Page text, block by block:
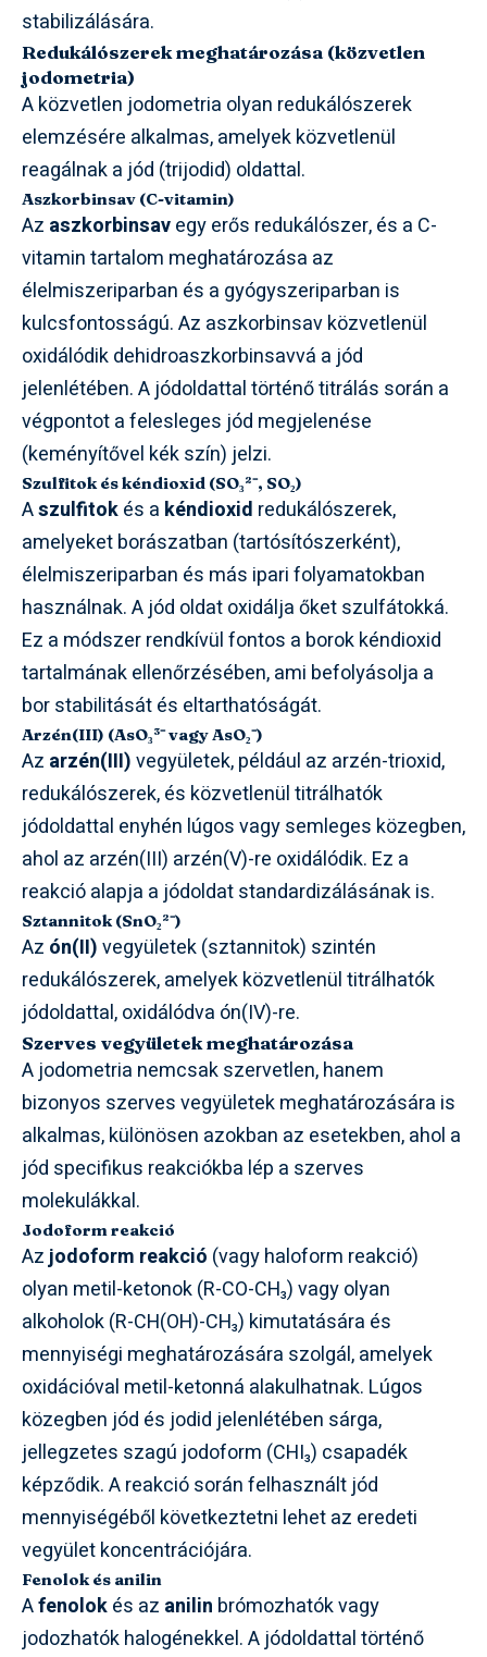
stabilizálására.
Redukálószerek meghatározása (közvetlen
jodometria)
A közvetlen jodometria olyan redukálószerek
elemzésére alkalmas, amelyek közvetlenül
reagálnak a jód (trijodid) oldattal.
Aszkorbinsav (C-vitamin)
Az aszkorbinsavegy erős redukálószer, és a C-
vitamin tartalom meghatározása az
élelmiszeriparban és a gyógyszeriparban is
kulcsfontosságú. Az aszkorbinsav közvetlenül
oxidálódik dehidroaszkorbinsavvá a jód
jelenlétében. A jódoldattal történő titrálás során a
végpontot a felesleges jód megjelenése
(keményítővel kék szín) jelzi.
Szulfitok és kéndioxid (SO₃²⁻, SO₂)
Aszulfitokés a kéndioxid redukálószerek,
amelyeket borászatban (tartósítószerként),
élelmiszeriparban és más ipari folyamatokban
használnak. A jód oldat oxidálja őket szulfátokká.
Ez a módszer rendkívül fontos a borok kéndioxid
tartalmának ellenőrzésében, ami befolyásolja a
bor stabilitását és eltarthatóságát.
Arzén(III) (AsO₃³⁻ vagy AsO₂⁻)
Az arzén(III)vegyületek, például az arzén-trioxid,
redukálószerek, és közvetlenül titrálhatók
jódoldattal enyhén lúgos vagy semleges közegben,
ahol az arzén(III) arzén(V)-re oxidálódik. Ez a
reakció alapja a jódoldat standardizálásának is.
Sztannitok (SnO₂²⁻)
Az ón(II)vegyületek (sztannitok) szintén
redukálószerek, amelyek közvetlenül titrálhatók
jódoldattal, oxidálódva ón(IV)-re.
Szerves vegyületek meghatározása
A jodometria nemcsak szervetlen, hanem
bizonyos szerves vegyületek meghatározására is
alkalmas, különösen azokban az esetekben, ahol a
jód specifikus reakciókba lép a szerves
molekulákkal.
Jodoform reakció
Azjodoform reakció (vagy haloform reakció)
olyan metil-ketonok (R-CO-CH₃) vagy olyan
alkoholok (R-CH(OH)-CH₃) kimutatására és
mennyiségi meghatározására szolgál, amelyek
oxidációval metil-ketonná alakulhatnak. Lúgos
közegben jód és jodid jelenlétében sárga,
jellegzetes szagú jodoform (CHI₃) csapadék
képződik. A reakció során felhasznált jód
mennyiségéből következtetni lehet az eredeti
vegyület koncentrációjára.
Fenolok és anilin
Afenolokés az anilin brómozhatók vagy
jodozhatók halogénekkel. A jódoldattal történő